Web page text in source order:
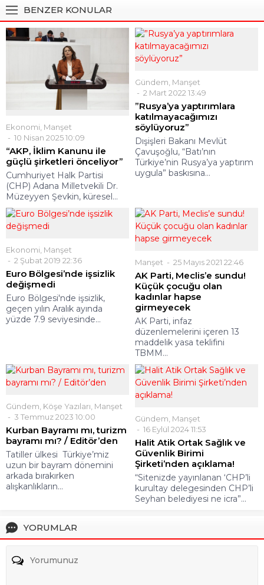
BENZER KONULAR
Ekonomi Manşet
10 Nisan 2025 10:09
“AKP, İklim Kanunu ile
güçlü şirketleri önceliyor”
Cumhuriyet Halk Partisi
(CHP) Adana Milletvekili Dr.
Müzeyyen Şevkin, küresel...
Gündem Manşet
2 Mart 2022 13:49
”Rusya’ya yaptırımlara
katılmayacağımızı
söylüyoruz”
Dışişleri Bakanı Mevlüt
Çavuşoğlu, “Batı’nın
Türkiye’nin Rusya’ya yaptırım
uygula” baskısına...
Ekonomi Manşet
2 Şubat 2019 22:36
Euro Bölgesi’nde işsizlik
değişmedi
Euro Bölgesi'nde işsizlik,
geçen yılın Aralık ayında
yüzde 7.9 seviyesinde...
Manşet 25 Mayıs 2021 22:46
AK Parti, Meclis’e sundu!
Küçük çocuğu olan
kadınlar hapse
girmeyecek
AK Parti, infaz
düzenlemelerini içeren 13
maddelik yasa teklifini
TBMM...
Gündem Köşe Yazıları Manşet
3 Temmuz 2023 10:00
Kurban Bayramı mı, turizm
bayramı mı? / Editör’den
Tatiller ülkesi Türkiye’miz
uzun bir bayram dönemini
arkada bırakırken
alışkanlıkların...
Gündem Manşet
16 Eylül 2024 11:53
Halit Atik Ortak Sağlık ve
Güvenlik Birimi
Şirketi’nden açıklama!
“Sitenizde yayınlanan ‘CHP’li
kurultay delegesinden CHP’li
Seyhan belediyesi ne icra”...
YORUMLAR